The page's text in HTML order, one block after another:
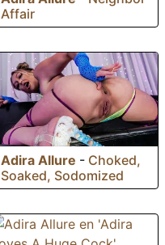
Affair
Adira Allure - Choked,
Soaked, Sodomized